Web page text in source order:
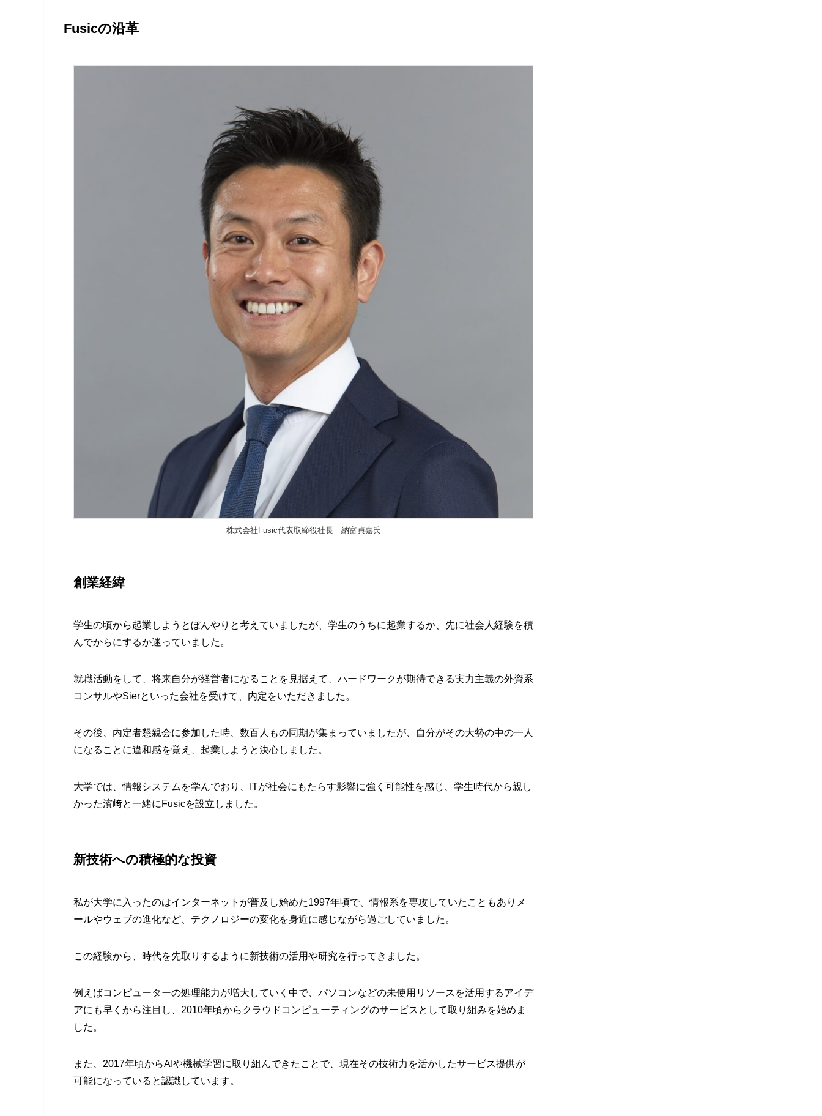
Fusicの沿革
株式会社Fusic代表取締役社長 納富貞嘉氏
創業経緯
学生の頃から起業しようとぼんやりと考えていましたが、学生のうちに起業するか、先に社会人経験を積
んでからにするか迷っていました。
就職活動をして、​​将来自分が経営者になることを見据えて、ハードワークが期待できる実力主義の外資系
コンサルやSierといった会社を受けて、内定をいただきました。
その後、内定者懇親会に参加した時、数百人もの同期が集まっていましたが、自分がその大勢の中の一人
になることに違和感を覚え、起業しようと決心しました。
大学では、情報システムを学んでおり、ITが社会にもたらす影響に強く可能性を感じ、学生時代から親し
かった濱﨑と一緒にFusicを設立しました。
新技術への積極的な投資
私が大学に入ったのはインターネットが普及し始めた1997年頃で、情報系を専攻していたこともありメ
ールやウェブの進化など、テクノロジーの変化を身近に感じながら過ごしていました。
この経験から、時代を先取りするように新技術の活用や研究を行ってきました。
例えばコンピューターの処理能力が増大していく中で、パソコンなどの未使用リソースを活用するアイデ
アにも早くから注目し、2010年頃からクラウドコンピューティングのサービスとして取り組みを始めま
した。
また、2017年頃からAIや機械学習に取り組んできたことで、現在その技術力を活かしたサービス提供が
可能になっていると認識しています。